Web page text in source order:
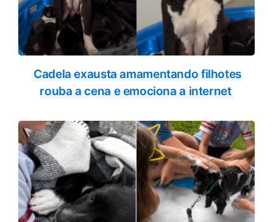
Cadela exausta amamentando filhotes
rouba a cena e emociona a internet